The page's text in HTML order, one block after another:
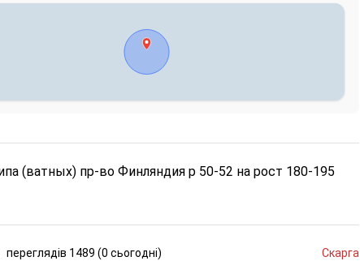
(ватных) пр-во Финляндия р 50-52 на рост 180-195
переглядів 1489 (0 сьогодні)
Скарга